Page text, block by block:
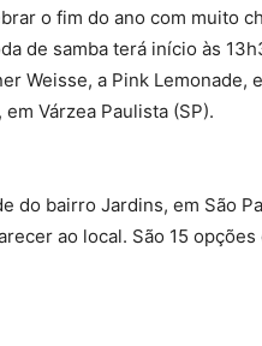
o fim do ano com muito
de samba terá início às
Weisse, a Pink Lemonade,
Várzea Paulista (SP).
do bairro Jardins, em São
ao local. São 15